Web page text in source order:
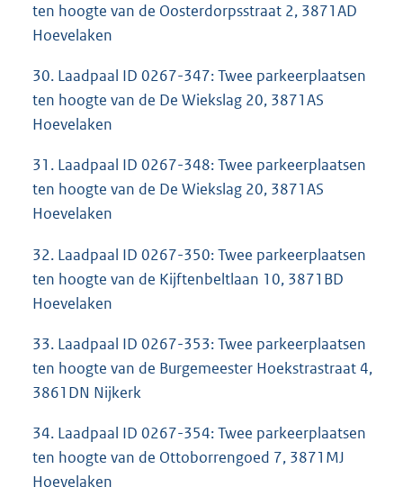
ten hoogte van de Oosterdorpsstraat 2, 3871AD
Hoevelaken
30. Laadpaal ID 0267-347: Twee parkeerplaatsen
ten hoogte van de De Wiekslag 20, 3871AS
Hoevelaken
31. Laadpaal ID 0267-348: Twee parkeerplaatsen
ten hoogte van de De Wiekslag 20, 3871AS
Hoevelaken
32. Laadpaal ID 0267-350: Twee parkeerplaatsen
ten hoogte van de Kijftenbeltlaan 10, 3871BD
Hoevelaken
33. Laadpaal ID 0267-353: Twee parkeerplaatsen
ten hoogte van de Burgemeester Hoekstrastraat 4,
3861DN Nijkerk
34. Laadpaal ID 0267-354: Twee parkeerplaatsen
ten hoogte van de Ottoborrengoed 7, 3871MJ
Hoevelaken